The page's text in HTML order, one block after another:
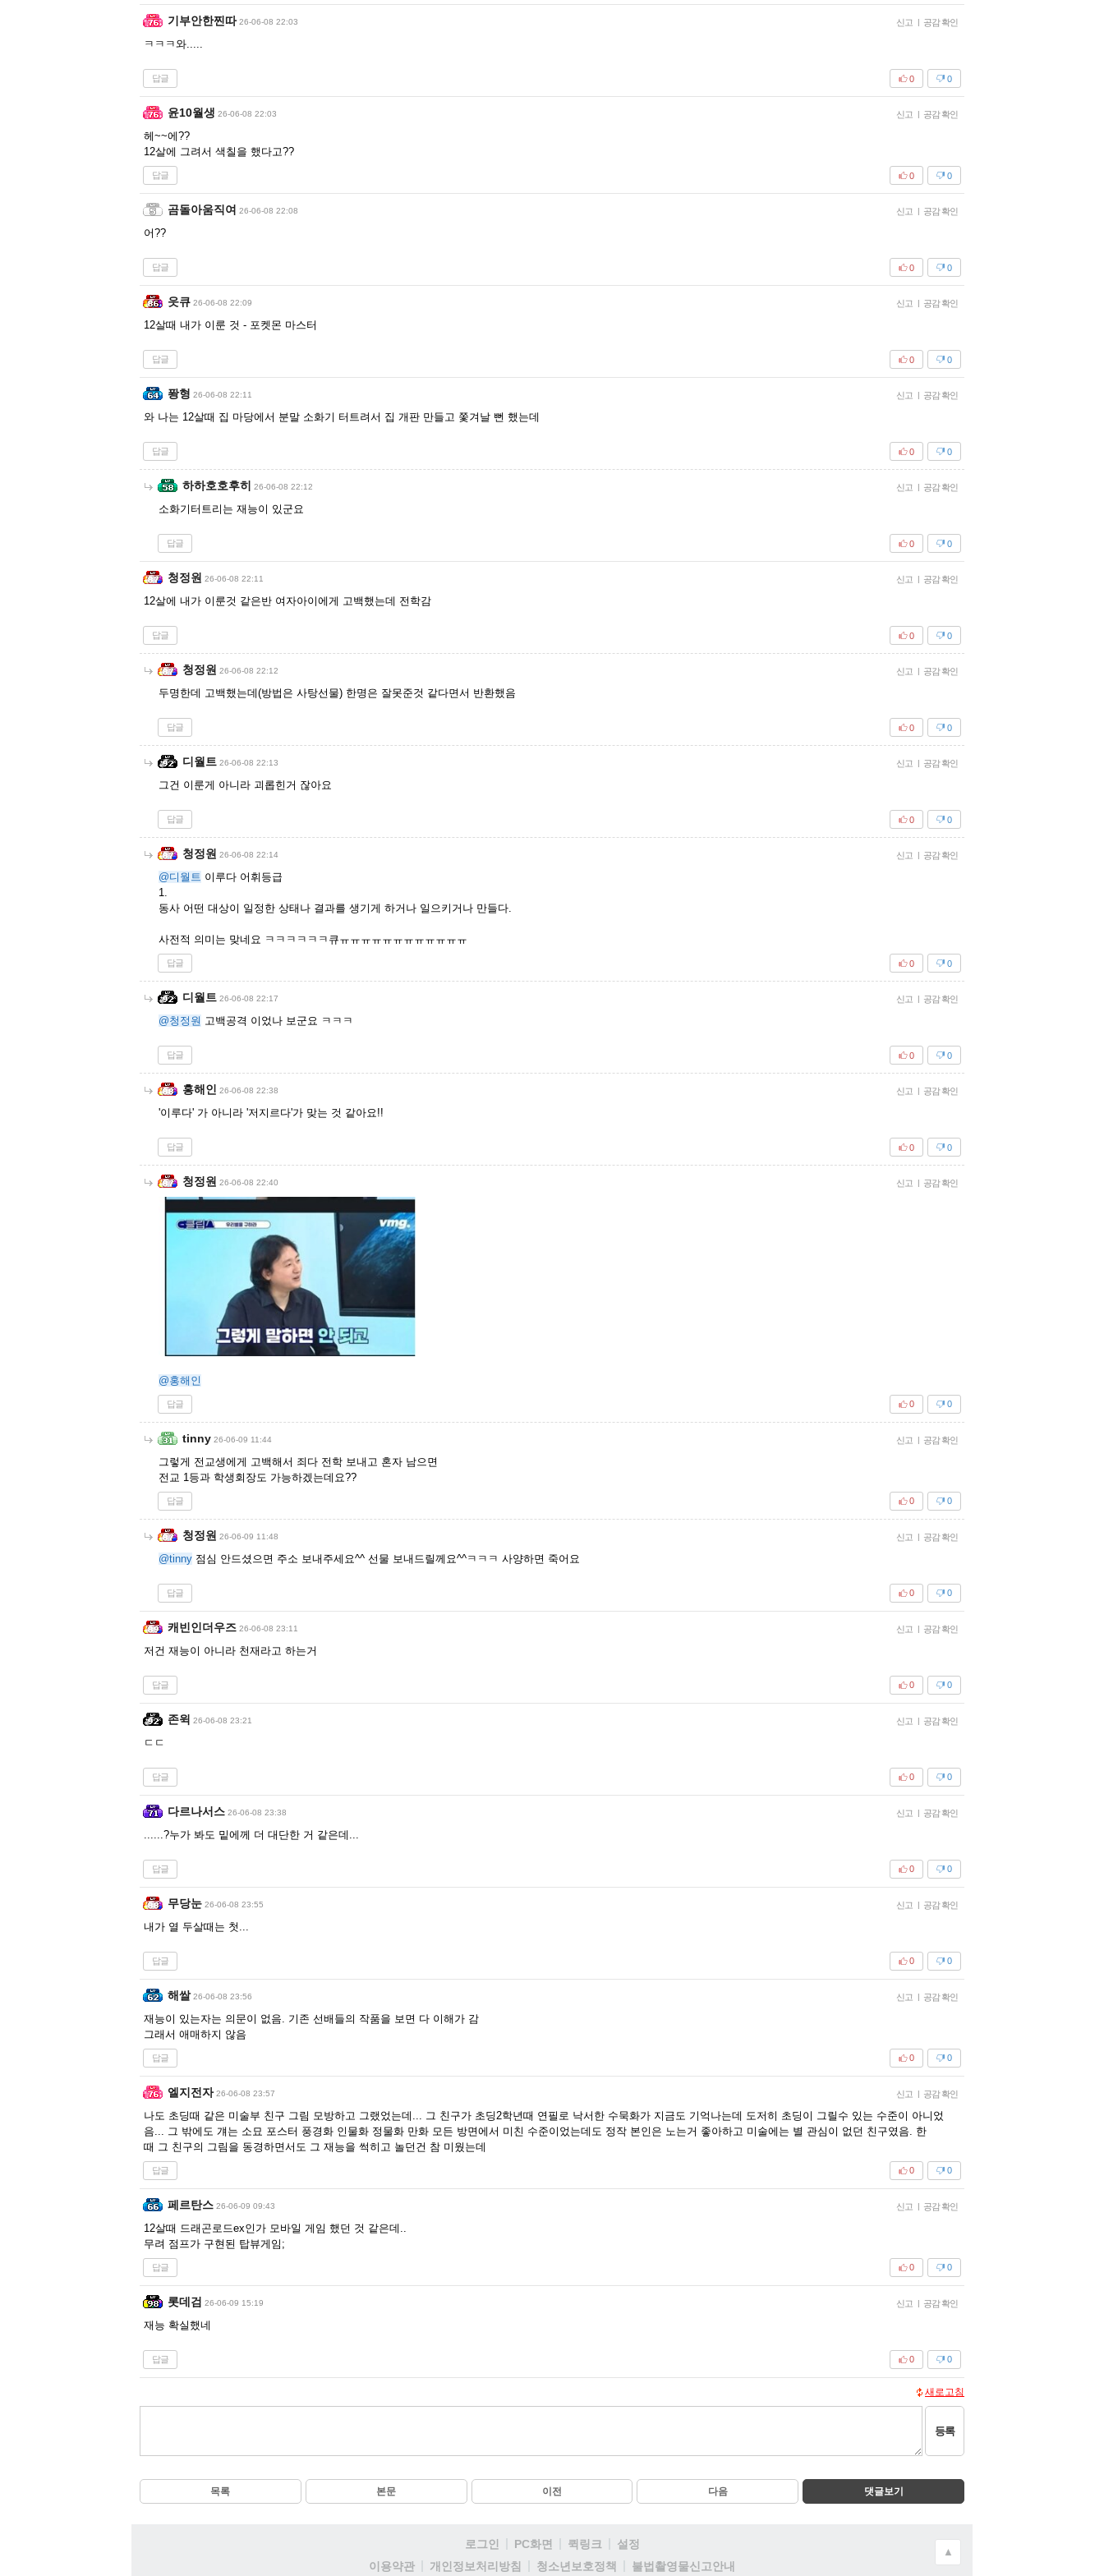
기부안한찐따 26-06-08 22:03 신고 | 공감 확인
ㅋㅋㅋ와.....
답글 0
0
윤10월생 26-06-08 22:03 신고 | 공감 확인
헤~~에??
12살에 그려서 색칠을 했다고??
답글 0
0
곰돌아움직여 26-06-08 22:08 신고 | 공감 확인
어??
답글 0
0
읏큐 26-06-08 22:09 신고 | 공감 확인
12살때 내가 이룬 것 - 포켓몬 마스터
답글 0
0
퐝형 26-06-08 22:11 신고 | 공감 확인
와 나는 12살때 집 마당에서 분말 소화기 터트려서 집 개판 만들고 쫓겨날 뻔 했는데
답글 0
0
하하호호후히 26-06-08 22:12 신고 | 공감 확인
소화기터트리는 재능이 있군요
답글 0
0
청정원 26-06-08 22:11 신고 | 공감 확인
12살에 내가 이룬것 같은반 여자아이에게 고백했는데 전학감
답글 0
0
청정원 26-06-08 22:12 신고 | 공감 확인
두명한데 고백했는데(방법은 사탕선물) 한명은 잘못준것 같다면서 반환했음
답글 0
0
디월트 26-06-08 22:13 신고 | 공감 확인
그건 이룬게 아니라 괴롭힌거 잖아요
답글 0
0
청정원 26-06-08 22:14 신고 | 공감 확인
@디월트 이루다 어휘등급
1.
동사 어떤 대상이 일정한 상태나 결과를 생기게 하거나 일으키거나 만들다.
사전적 의미는 맞네요 ㅋㅋㅋㅋㅋㅋ큐ㅠㅠㅠㅠㅠㅠㅠㅠㅠㅠㅠㅠ
답글 0
0
디월트 26-06-08 22:17 신고 | 공감 확인
@청정원 고백공격 이었나 보군요 ㅋㅋㅋ
답글 0
0
홍해인 26-06-08 22:38 신고 | 공감 확인
'이루다' 가 아니라 '저지르다'가 맞는 것 같아요!!
답글 0
0
청정원 26-06-08 22:40 신고 | 공감 확인
@홍해인
답글 0
0
tinny 26-06-09 11:44 신고 | 공감 확인
그렇게 전교생에게 고백해서 죄다 전학 보내고 혼자 남으면
전교 1등과 학생회장도 가능하겠는데요??
답글 0
0
청정원 26-06-09 11:48 신고 | 공감 확인
@tinny 점심 안드셨으면 주소 보내주세요^^ 선물 보내드릴께요^^ㅋㅋㅋ 사양하면 죽어요
답글 0
0
캐빈인더우즈 26-06-08 23:11 신고 | 공감 확인
저건 재능이 아니라 천재라고 하는거
답글 0
0
존윅 26-06-08 23:21 신고 | 공감 확인
ㄷㄷ
답글 0
0
다르나서스 26-06-08 23:38 신고 | 공감 확인
......?누가 봐도 밑에께 더 대단한 거 같은데...
답글 0
0
무당눈 26-06-08 23:55 신고 | 공감 확인
내가 열 두살때는 첫...
답글 0
0
해쌀 26-06-08 23:56 신고 | 공감 확인
재능이 있는자는 의문이 없음. 기존 선배들의 작품을 보면 다 이해가 감
그래서 애매하지 않음
답글 0
0
엘지전자 26-06-08 23:57 신고 | 공감 확인
나도 초딩때 같은 미술부 친구 그림 모방하고 그랬었는데... 그 친구가 초딩2학년때 연필로 낙서한 수묵화가 지금도 기억나는데 도저히 초딩이 그릴수 있는 수준이 아니었
음... 그 밖에도 걔는 소묘 포스터 풍경화 인물화 정물화 만화 모든 방면에서 미친 수준이었는데도 정작 본인은 노는거 좋아하고 미술에는 별 관심이 없던 친구였음. 한
때 그 친구의 그림을 동경하면서도 그 재능을 썩히고 놀던건 참 미웠는데
답글 0
0
페르탄스 26-06-09 09:43 신고 | 공감 확인
12살때 드래곤로드ex인가 모바일 게임 했던 것 같은데..
무려 점프가 구현된 탑뷰게임;
답글 0
0
롯데검 26-06-09 15:19 신고 | 공감 확인
재능 확실했네
답글 0
0
새로고침
등록
목록 본문 이전 다음 댓글보기
로그인 PC화면 퀵링크
설정
이용약관
개인정보처리방침 청소년보호정책 불법촬영물신고안내
▲